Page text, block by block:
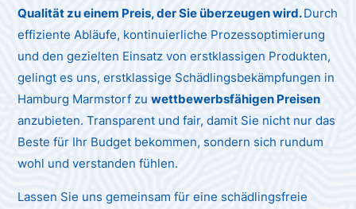
Qualität zu einem Preis, der Sie überzeugen wird.Durch
effiziente Abläufe, kontinuierliche Prozessoptimierung
und den gezielten Einsatz von erstklassigen Produkten,
gelingt es uns, erstklassige Schädlingsbekämpfungen in
Hamburg Marmstorf zuwettbewerbsfähigen Preisen
anzubieten. Transparent und fair, damit Sie nicht nur das
Beste für Ihr Budget bekommen, sondern sich rundum
wohl und verstanden fühlen.
Lassen Sie uns gemeinsam für eine schädlingsfreie